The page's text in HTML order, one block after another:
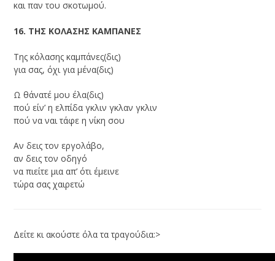
και παν του σκοτωμού.
16. ΤΗΣ ΚΟΛΑΣΗΣ ΚΑΜΠΑΝΕΣ
Της κόλασης καμπάνες(δις)
για σας, όχι για μένα(δις)
Ω θάνατέ μου έλα(δις)
πού είν’ η ελπίδα γκλιν γκλαν γκλιν
πού να ναι τάφε η νίκη σου
Αν δεις τον εργολάβο,
αν δεις τον οδηγό
να πιείτε μια απ’ ότι έμεινε
τώρα σας χαιρετώ
Δείτε κι ακούστε όλα τα τραγούδια:>